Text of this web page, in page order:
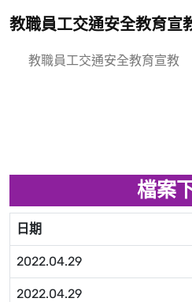
教職員工交通安全教育宣
教職員工交通安全教育宣教
檔案
日期
2022.04.29
2022.04.29